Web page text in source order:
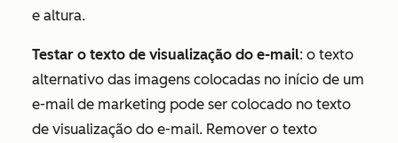
e altura.
Testar o texto de visualização do e-mail: o texto
alternativo das imagens colocadas no início de um
e-mail de marketing pode ser colocado no texto
de visualização do e-mail. Remover o texto